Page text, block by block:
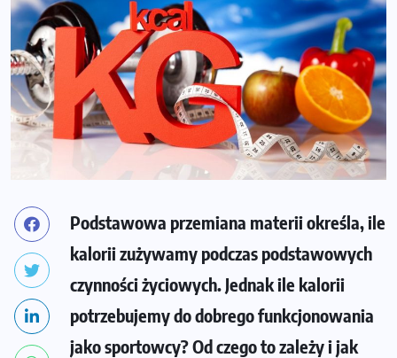
Podstawowa przemiana materii określa, ile
kalorii zużywamy podczas podstawowych
czynności życiowych. Jednak ile kalorii
potrzebujemy do dobrego funkcjonowania
jako sportowcy? Od czego to zależy i jak